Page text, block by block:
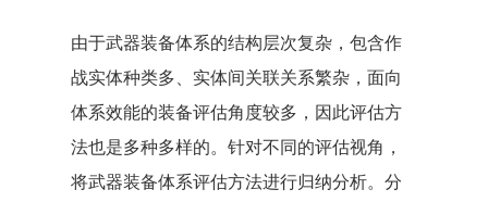
由于武器装备体系的结构层次复杂，包含作
战实体种类多、实体间关联关系繁杂，面向
体系效能的装备评估角度较多，因此评估方
法也是多种多样的。针对不同的评估视角，
将武器装备体系评估方法进行归纳分析。分